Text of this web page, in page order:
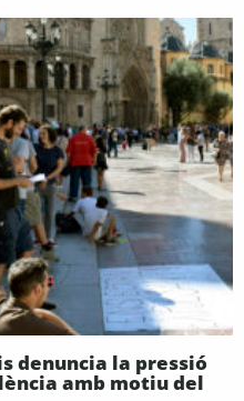
denuncia la pressió
amb motiu del